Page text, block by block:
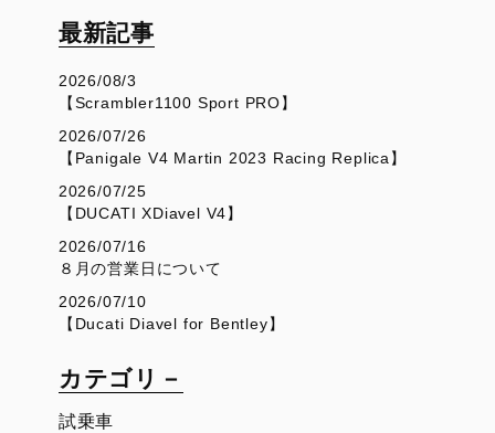
最新記事
2026/08/3
【Scrambler1100 Sport PRO】
2026/07/26
【Panigale V4 Martin 2023 Racing Replica】
2026/07/25
【DUCATI XDiavel V4】
2026/07/16
８月の営業日について
2026/07/10
【Ducati Diavel for Bentley】
カテゴリ－
試乗車